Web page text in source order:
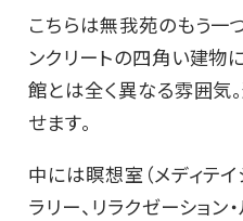
こちらは無我苑のもう一
ンクリートの四角い建物
館とは全く異なる雰囲気
せます。
中には瞑想室（メディテイ
ラリー、リラクゼーション